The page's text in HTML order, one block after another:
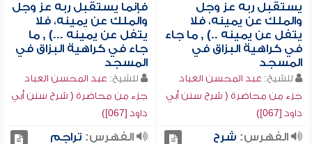
يستقبل ربه عز وجل
والملك عن يمينه، فلا
يتفل عن يمينه ..) , ما جاء
في كراهية البزاق في
المسجد
للشيخ: عبد المحسن العباد
جزء من محاضرة ( شرح سنن أبي
داود [067])
فإنما يستقبل ربه عز وجل
والملك عن يمينه، فلا
يتفل عن يمينه ...) , ما
جاء في كراهية البزاق في
المسجد
للشيخ: عبد المحسن العباد
جزء من محاضرة ( شرح سنن أبي
داود [067])
الفهرس: شرح
الفهرس: تراجم